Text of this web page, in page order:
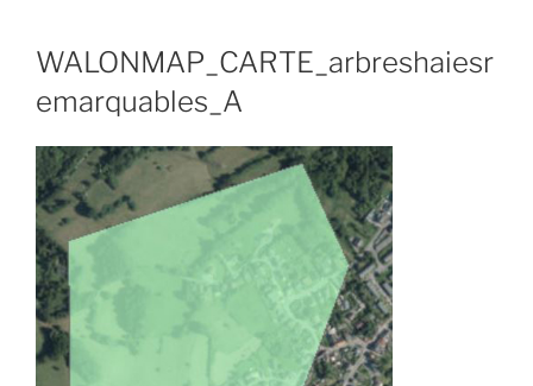
WALONMAP_CARTE_arbreshaiesr
emarquables_A